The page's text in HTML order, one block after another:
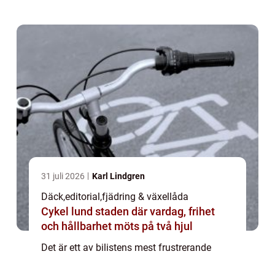
31 juli 2026 Karl Lindgren
Däck,editorial,fjädring & växellåda
Cykel lund staden där vardag, frihet
och hållbarhet möts på två hjul
Det är ett av bilistens mest frustrerande